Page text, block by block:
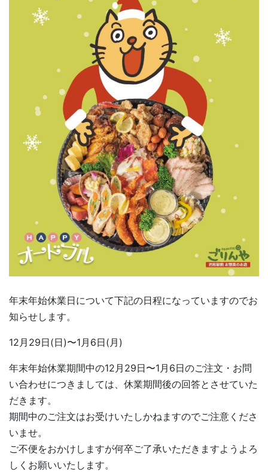
年末年始休業日について下記の日程になっていますのでお
知らせします。
12月29日(日)〜1月6日(月)
年末年始休業期間中の12月29日〜1月6日のご注文・お問
い合わせにつきましては、休業期間後の回答とさせていた
だきます。
期間中のご注文はお受けいたしかねますのでご注意くださ
いませ。
ご不便をおかけしますが何卒ご了承いただきますようよろ
しくお願いいたします。